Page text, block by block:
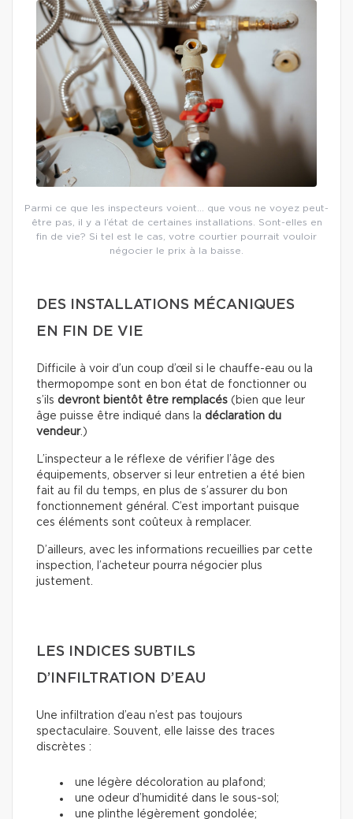
Parmi ce que les inspecteurs voient… que vous ne voyez peut-
être pas, il y a l’état de certaines installations. Sont-elles en
fin de vie? Si tel est le cas, votre courtier pourrait vouloir
négocier le prix à la baisse.
DES INSTALLATIONS MÉCANIQUES
EN FIN DE VIE
Difficile à voir d’un coup d’œil si le chauffe-eau ou la
thermopompe sont en bon état de fonctionner ou
s’ils devront bientôt être remplacés (bien que leur
âge puisse être indiqué dans la déclaration du
vendeur.)
L’inspecteur a le réflexe de vérifier l’âge des
équipements, observer si leur entretien a été bien
fait au fil du temps, en plus de s’assurer du bon
fonctionnement général. C’est important puisque
ces éléments sont coûteux à remplacer.
D’ailleurs, avec les informations recueillies par cette
inspection, l’acheteur pourra négocier plus
justement.
LES INDICES SUBTILS
D’INFILTRATION D’EAU
Une infiltration d’eau n’est pas toujours
spectaculaire. Souvent, elle laisse des traces
discrètes :
une légère décoloration au plafond;
une odeur d’humidité dans le sous-sol;
une plinthe légèrement gondolée;